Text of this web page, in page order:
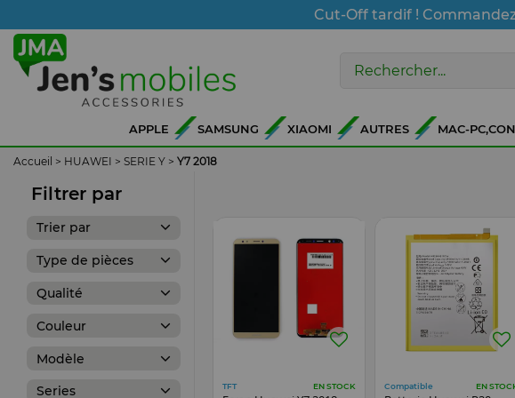
Cut-Off tardif !
APPLE SAMSUNG XIAOMI AUTRES MAC-
Accueil > HUAWEI > SERIE Y > Y7 2018
Filtrer par
Trier par
Type de pièces
Qualité
Couleur
Modèle
Series TFT EN STOCK Compatible EN